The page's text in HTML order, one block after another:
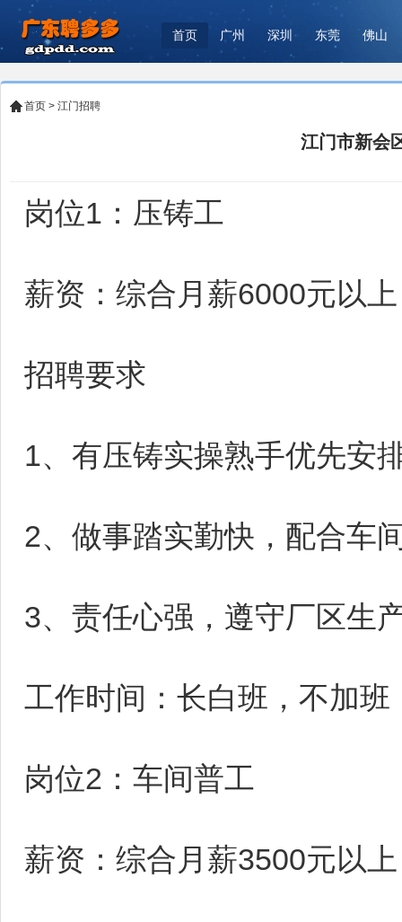
首页 广州 深圳 东莞 佛山
首页 > 江门招聘
江门市新会
岗位1：压铸工
薪资：综合月薪6000元以
招聘要求
1、有压铸实操熟手优先安
2、做事踏实勤快，配合车
3、责任心强，遵守厂区生
工作时间：长白班，不加班
岗位2：车间普工
薪资：综合月薪3500元以上